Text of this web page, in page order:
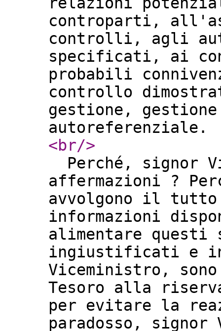
controparti,
controlli, agli
specificati, ai
probabili
controllo
gestione,
<br/>
Perché, signor
affermazioni ?
avvolgono il tutto
informazioni
alimentare questi
ingiustificati e
Viceministro,
Tesoro alla
per evitare la
paradosso,